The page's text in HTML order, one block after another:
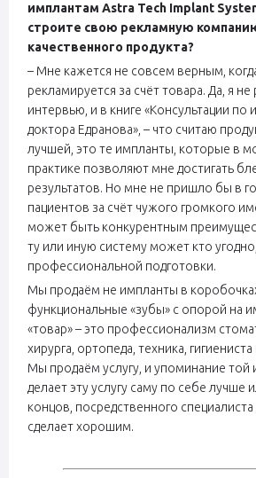
имплантам Astra Tech Implant
строите свою рекламную
качественного продукта?
– Мне кажется не совсем верным,
рекламируется за счёт товара. Да, я не
интервью, и в книге «Консультации по
доктора Едранова», – что считаю
лучшей, это те импланты, которые в
практике позволяют мне достигать
результатов. Но мне не пришло бы в
пациентов за счёт чужого громкого
может быть конкурентным
ту или иную систему может кто
профессиональной подготовки.
Мы продаём не импланты в
функциональные «зубы» с опорой на
«товар» – это профессионализм
хирурга, ортопеда, техника,
Мы продаём услугу, и упоминание той
делает эту услугу саму по себе лучше
концов, посредственного специалиста
сделает хорошим.